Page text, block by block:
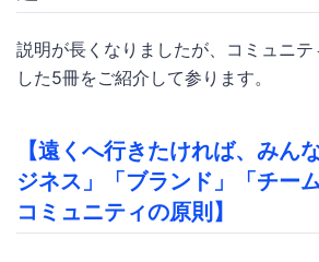
説明が長くなりましたが、コミュニ
した5冊をご紹介して参ります。
【遠くへ行きたければ、みん
ジネス」「ブランド」「チー
コミュニティの原則】